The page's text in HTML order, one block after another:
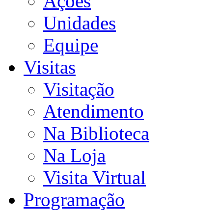
Unidades
Equipe
Visitas
Visitação
Atendimento
Na Biblioteca
Na Loja
Visita Virtual
Programação